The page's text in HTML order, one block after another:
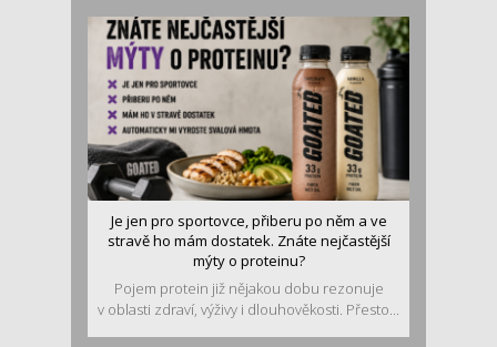
Je jen pro sportovce, přiberu po něm a ve
stravě ho mám dostatek. Znáte nejčastější
mýty o proteinu?
Pojem protein již nějakou dobu rezonuje
v oblasti zdraví, výživy i dlouhověkosti. Přesto...